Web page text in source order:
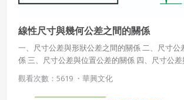
線性尺寸與幾何公差之間的關係
一、尺寸公差與形狀公差之間的關係 二、尺寸公
係 三、尺寸公差與位置公差的關係 四、尺寸公
係
觀看次數：5619 ・ 華興文化